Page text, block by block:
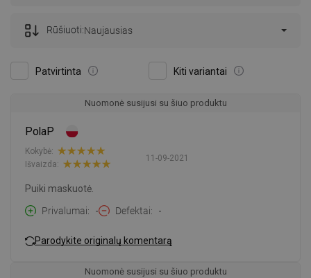
Patvirtinta Kiti variantai
Rūšiuoti:Naujausias
Nuomonė susijusi su šiuo produktu
PolaP
11-09-2021
Kokybė:
Išvaizda:
Puiki maskuotė.
Privalumai
- Defektai -
Parodykite originalų komentarą
Nuomonė susijusi su šiuo produktu